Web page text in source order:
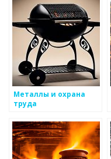
Металлы и охрана
труда